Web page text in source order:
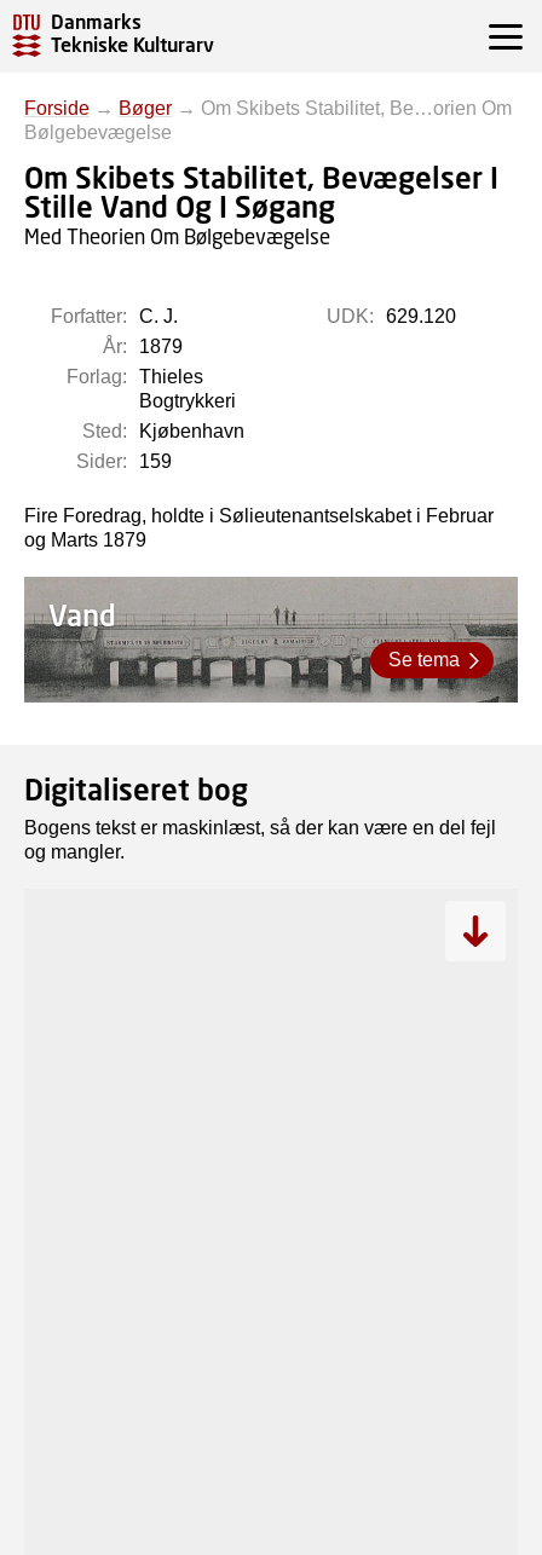
Danmarks
Tekniske Kulturarv
Forside → Bøger → Om Skibets Stabilitet, Be…orien Om
Bølgebevægelse
Om Skibets Stabilitet, Bevægelser I
Stille Vand Og I Søgang
Med Theorien Om Bølgebevægelse
Forfatter:
C. J.
År:
1879
Forlag:
Thieles
Bogtrykkeri
Sted:
Kjøbenhavn
Sider:
159
UDK: 629.120
Fire Foredrag, holdte i Sølieutenantselskabet i Februar
og Marts 1879
Vand
Se tema
Digitaliseret bog
Bogens tekst er maskinlæst, så der kan være en del fejl
og mangler.